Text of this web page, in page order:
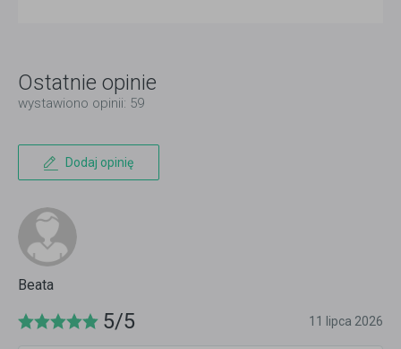
Ostatnie opinie
wystawiono opinii: 59
Dodaj opinię
Beata
5/5 11 lipca 2026